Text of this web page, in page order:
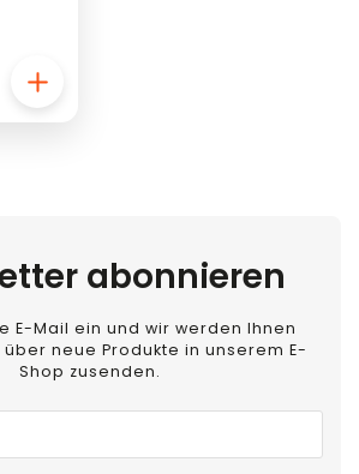
abonnieren
E-Mail ein und wir werden Ihnen
neue Produkte in unserem E-
Shop zusenden.